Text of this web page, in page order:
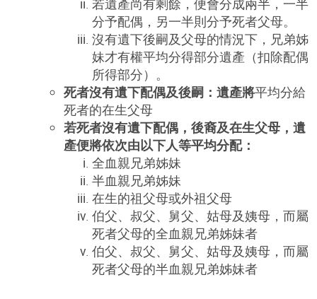
分予配偶，另一半則分予死者父母。
沒有遺下後嗣及父母的情況下，兄弟姊
妹才有權平均分得部分遺產（扣除配偶
所得部分）。
死者沒有遺下配偶及後嗣：遺產將平均分給
死者的在生父母
若死者沒有遺下配偶，後裔及在生父母，遺
產便將依次由以下人等平均分配：
全血親兄弟姊妹
半血親兄弟姊妹
在生的祖父母或外祖父母
伯父、叔父、舅父、姑母及姨母，而屬
死者父母的全血親兄弟姊妹者
伯父、叔父、舅父、姑母及姨母，而屬
死者父母的半血親兄弟姊妹者